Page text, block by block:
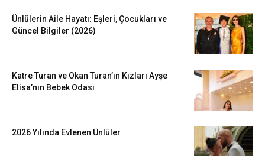
Ünlülerin Aile Hayatı: Eşleri, Çocukları ve
Güncel Bilgiler (2026)
Katre Turan ve Okan Turan’ın Kızları Ayşe
Elisa’nın Bebek Odası
2026 Yılında Evlenen Ünlüler